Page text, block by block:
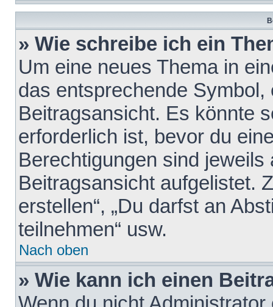
» Wie schreibe ich ein
Um eine neues Thema in
das entsprechende
Beitragsansicht. Es könnte
erforderlich ist, bevor du
Berechtigungen sind
Beitragsansicht aufgelistet.
erstellen“, „Du darfst an
teilnehmen“ usw.
Nach oben
» Wie kann ich einen